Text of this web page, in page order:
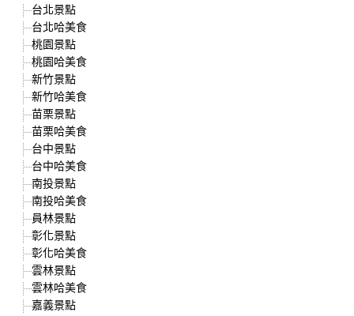
台北景點
台北哈美食
桃園景點
桃園哈美食
新竹景點
新竹哈美食
苗栗景點
苗栗哈美食
台中景點
台中哈美食
南投景點
南投哈美食
員林景點
彰化景點
彰化哈美食
雲林景點
雲林哈美食
嘉義景點